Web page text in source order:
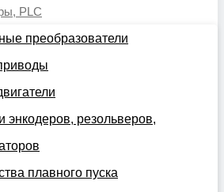
PLC
преобразователи
энкодеров, резольверов,
плавного пуска